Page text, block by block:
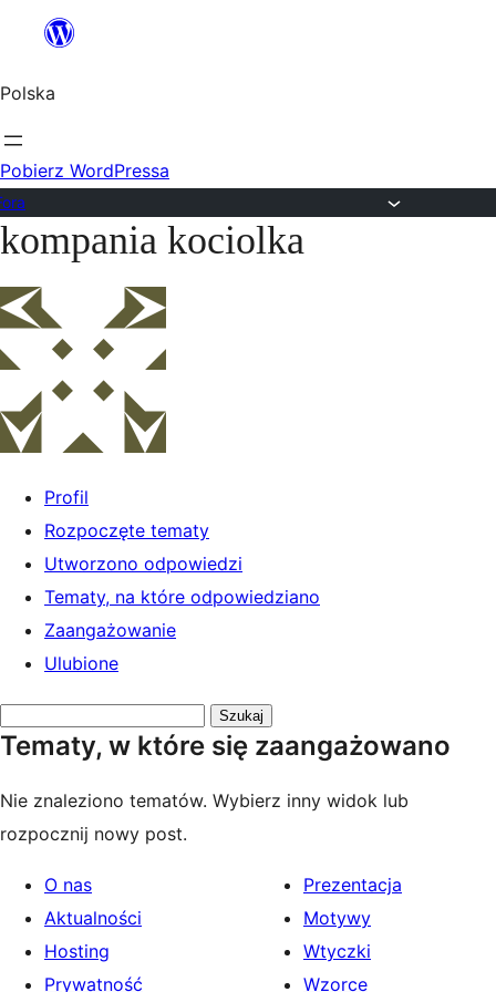
Przejdź
treści
Polska
Pobierz WordPressa
Przejdź
treści
kompania kociolka
Profil
Rozpoczęte tematy
Utworzono odpowiedzi
Tematy, na które odpowiedziano
Zaangażowanie
Ulubione
tematy:
Tematy, w które się zaangażowano
Nie znaleziono tematów. Wybierz inny widok lub
rozpocznij nowy post.
O nas
Aktualności
Hosting
Prywatność
Prezentacja
Motywy
Wtyczki
Wzorce